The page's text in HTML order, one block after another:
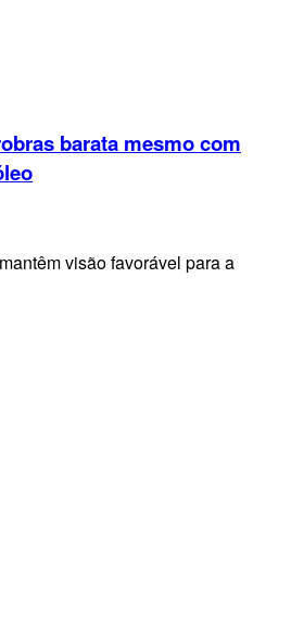
barata mesmo com
visão favorável para a